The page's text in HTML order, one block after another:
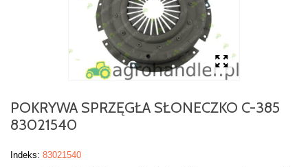
POKRYWA SPRZĘGŁA SŁONECZKO C-385
83021540
Indeks: 83021540